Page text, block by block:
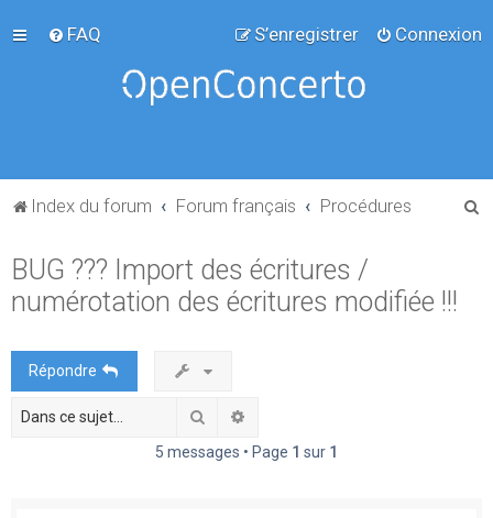
FAQ Connexion
S’enregistrer
Index du forum Forum français Procédures
BUG ??? Import des écritures /
numérotation des écritures modifiée !!!
Répondre
Rechercher
5 messages • Page 1 sur 1